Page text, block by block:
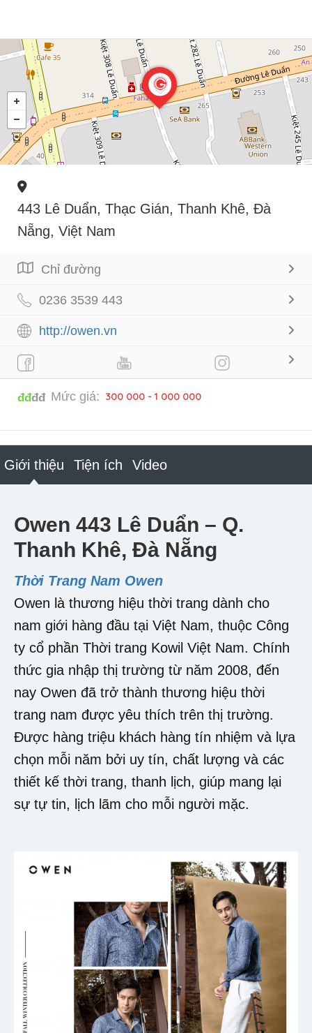
443 Lê Duẩn, Thạc Gián, Thanh Khê, Đà
Nẵng, Việt Nam
Chỉ đường
0236 3539 443
http://owen.vn
đđđđ Mức giá: 300 000 - 1 000 000
Giới thiệu Tiện ích Video
Owen 443 Lê Duẩn – Q.
Thanh Khê, Đà Nẵng
Thời Trang Nam Owen
Owen là thương hiệu thời trang dành cho
nam giới hàng đầu tại Việt Nam, thuộc Công
ty cổ phần Thời trang Kowil Việt Nam. Chính
thức gia nhập thị trường từ năm 2008, đến
nay Owen đã trở thành thương hiệu thời
trang nam được yêu thích trên thị trường.
Được hàng triệu khách hàng tín nhiệm và lựa
chọn mỗi năm bởi uy tín, chất lượng và các
thiết kế thời trang, thanh lịch, giúp mang lại
sự tự tin, lịch lãm cho mỗi người mặc.